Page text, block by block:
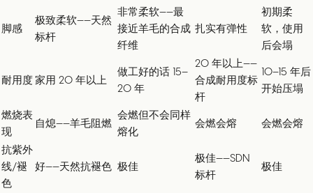
脚感
极致柔软——天然
标杆
非常柔软——最
接近羊毛的合成
纤维
扎实有弹性
初期柔
软，使用
后会塌
耐用度家用 20 年以上
做工好的话 15–
20 年
20 年以上——
合成耐用度标
杆
10–15 年后
开始压塌
燃烧表
现
自熄——羊毛阻燃
会燃但不会同样
熔化
会燃会熔 会燃会熔
抗紫外
线/褪
色
好——天然抗褪色 极佳
极佳——SDN
标杆
极佳